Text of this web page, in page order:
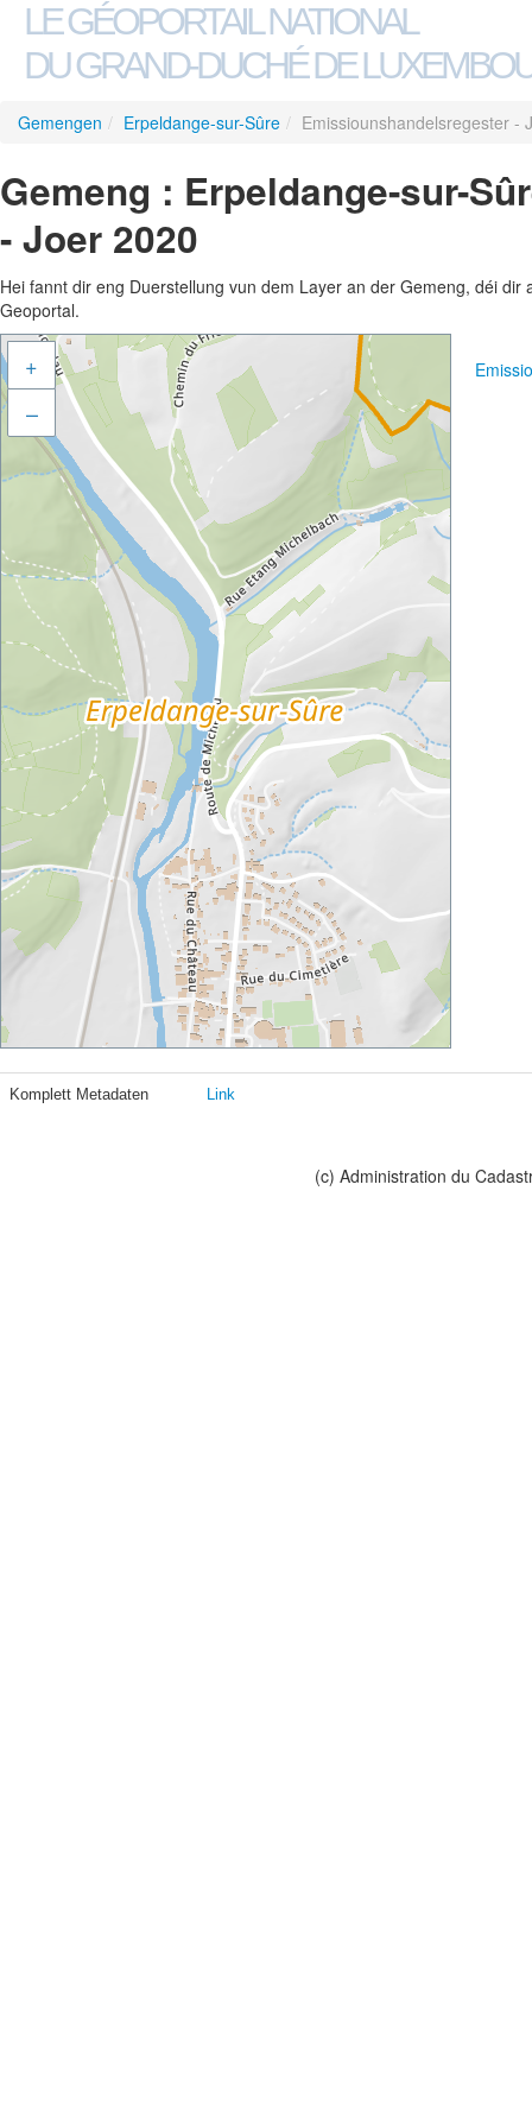
LE GÉOPORTAIL NATIONAL
DU GRAND-DUCHÉ DE
Gemengen / Erpeldange-sur-Sûre / Emissiounshandelsregester -
Gemeng : Erpeldange-sur-
- Joer 2020
Hei fannt dir eng Duerstellung vun dem Layer an der Gemeng, déi
Geoportal.
+
–
Komplett Metadaten Link
(c) Administration du